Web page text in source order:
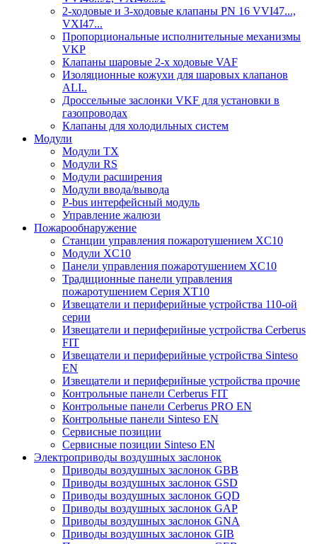
2-ходовые и 3-ходовые клапаны PN 16 VVI47...,
VXI47...
Пропорциональные исполнительные механизмы
VKP
Клапаны шаровые 2-х ходовые VAF
Изоляционные кожухи для шаровых клапанов
ALI..
Дроссельные заслонки VKF для установки в
газопроводах
Клапаны для холодильных систем
Модули
Модули TX
Модули RS
Модули расширения
Модули ввода/вывода
P-bus интерфейсный модуль
Управление жалюзи
Пожарообнаружение
Станции управления пожаротушением XC10
Модули XC10
Панели управления пожаротушением XC10
Традиционные панели управления
пожаротушением Серия XT10
Извещатели и периферийные устройства 110-ой
серии
Извещатели и периферийные устройства Cerberus
FIT
Извещатели и периферийные устройства Sinteso
EN
Извещатели и периферийные устройства прочие
Контрольные панели Cerberus FIT
Контрольные панели Cerberus PRO EN
Контрольные панели Sinteso EN
Сервисные позиции
Сервисные позиции Sinteso EN
Электроприводы воздушных заслонок
Приводы воздушных заслонок GBB
Приводы воздушных заслонок GSD
Приводы воздушных заслонок GQD
Приводы воздушных заслонок GAP
Приводы воздушных заслонок GNA
Приводы воздушных заслонок GIB